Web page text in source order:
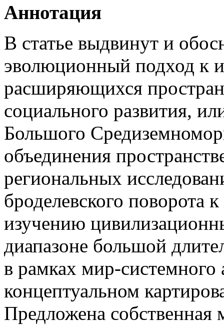
Аннотация
В статье выдвинут и
эволюционный подход к
расширяющихся
социального развития,
Большого
объединения
региональных
броделевского поворота
изучению
диапазоне большой
в рамках мир-системного
концептуальном
Предложена собственная